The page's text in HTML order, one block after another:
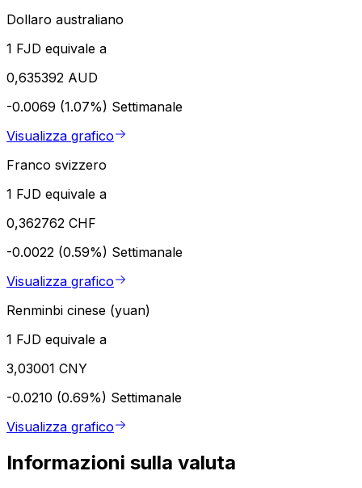
Dollaro australiano
1 FJD equivale a
0,635392 AUD
-0.0069 (1.07%) Settimanale
Visualizza grafico
Franco svizzero
1 FJD equivale a
0,362762 CHF
-0.0022 (0.59%) Settimanale
Visualizza grafico
Renminbi cinese (yuan)
1 FJD equivale a
3,03001 CNY
-0.0210 (0.69%) Settimanale
Visualizza grafico
Informazioni sulla valuta